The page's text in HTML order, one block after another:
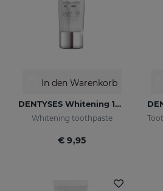
In den Warenkorb
DENTYSES Whitening 100 ML
Whitening toothpaste
€ 9,95